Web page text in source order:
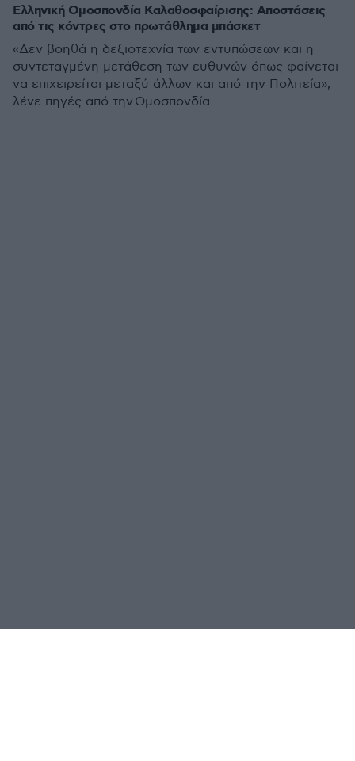
Ελληνική Ομοσπονδία Καλαθοσφαίρισης: Αποστάσεις
από τις κόντρες στο πρωτάθλημα μπάσκετ
«Δεν βοηθά η δεξιοτεχνία των εντυπώσεων και η
συντεταγμένη μετάθεση των ευθυνών όπως φαίνεται
να επιχειρείται μεταξύ άλλων και από την Πολιτεία»,
λένε πηγές από την Ομοσπονδία